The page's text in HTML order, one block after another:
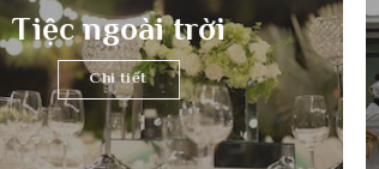
Tiệc cá nhân
Chi tiết